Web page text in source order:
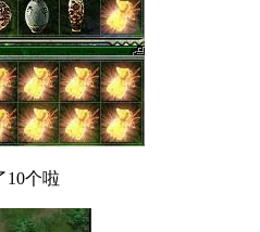
个啦